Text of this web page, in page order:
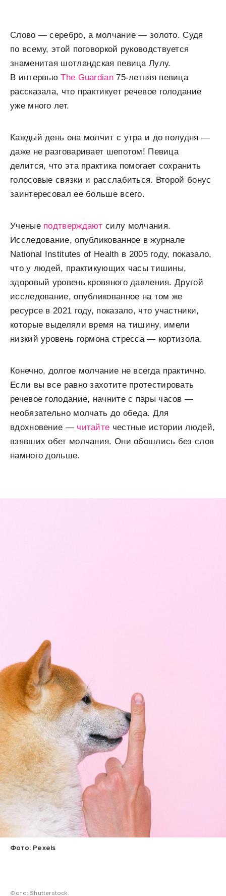
Слово — серебро, а молчание — золото. Судя
по всему, этой поговоркой руководствуется
знаменитая шотландская певица Лулу.
В интервьюThe Guardian75-летняя певица
рассказала, что практикует речевое голодание
уже много лет.
Каждый день она молчит с утра и до полудня —
даже не разговаривает шепотом! Певица
делится, что эта практика помогает сохранить
голосовые связки и расслабиться. Второй бонус
заинтересовал ее больше всего.
Ученые подтверждают силу молчания.
Исследование, опубликованное в журнале
National Institutes of Health в 2005 году, показало,
что у людей, практикующих часы тишины,
здоровый уровень кровяного давления. Другой
исследование, опубликованное на том же
ресурсе в 2021 году, показало, что участники,
которые выделяли время на тишину, имели
низкий уровень гормона стресса — кортизола.
Конечно, долгое молчание не всегда практично.
Если вы все равно захотите протестировать
речевое голодание, начните с пары часов —
необязательно молчать до обеда. Для
вдохновение — читайте честные истории людей,
взявших обет молчания. Они обошлись без слов
намного дольше.
Фото: Pexels
Фото: Shutterstock.